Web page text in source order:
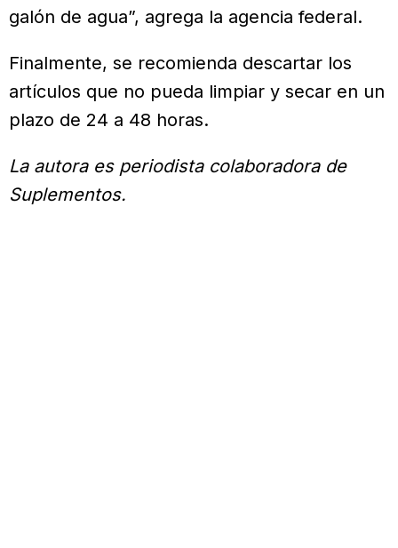
galón de agua”, agrega la agencia federal.
Finalmente, se recomienda descartar los
artículos que no pueda limpiar y secar en un
plazo de 24 a 48 horas.
La autora es periodista colaboradora de
Suplementos.